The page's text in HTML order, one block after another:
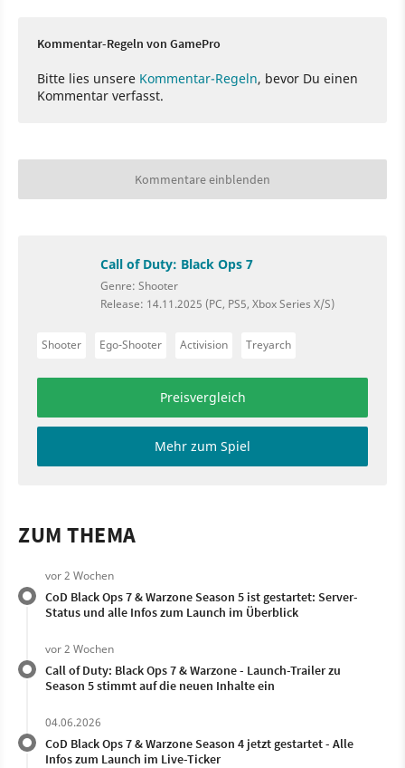
Kommentar-Regeln von GamePro
Bitte lies unsere Kommentar-Regeln, bevor Du einen
Kommentar verfasst.
Kommentare einblenden
Call of Duty: Black Ops 7
Genre: Shooter
Release: 14.11.2025 (PC, PS5, Xbox Series X/S)
Shooter Ego-Shooter Activision Treyarch
Preisvergleich
Mehr zum Spiel
ZUM THEMA
vor 2 Wochen
CoD Black Ops 7 & Warzone Season 5 ist gestartet: Server-
Status und alle Infos zum Launch im Überblick
vor 2 Wochen
Call of Duty: Black Ops 7 & Warzone - Launch-Trailer zu
Season 5 stimmt auf die neuen Inhalte ein
04.06.2026
CoD Black Ops 7 & Warzone Season 4 jetzt gestartet - Alle
Infos zum Launch im Live-Ticker